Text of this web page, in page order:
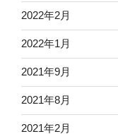
2022年2月
2022年1月
2021年9月
2021年8月
2021年2月